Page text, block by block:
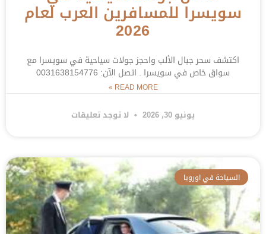
سويسرا للمسافرين العرب لعام
2026
اكتشف سحر جبال الألب واحجز جولات سياحية في سويسرا مع
سواق خاص في سويسرا . اتصل الآن: 0031638154776
READ MORE »
يونيو 30, 2026 لا توجد تعليقات
السياحة في اوروبا